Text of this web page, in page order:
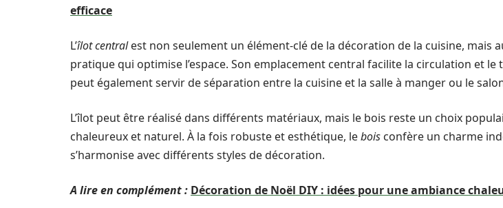
efficace
L’îlot centralest non seulement un élément-clé de la décoration de la cuisine, mais
pratique qui optimise l’espace. Son emplacement central facilite la circulation et le
peut également servir de séparation entre la cuisine et la salle à manger ou le
L’îlot peut être réalisé dans différents matériaux, mais le bois reste un choix
chaleureux et naturel. À la fois robuste et esthétique, lebois confère un charme
s’harmonise avec différents styles de décoration.
A lire en complément : Décoration de Noël DIY : idées pour une ambiance